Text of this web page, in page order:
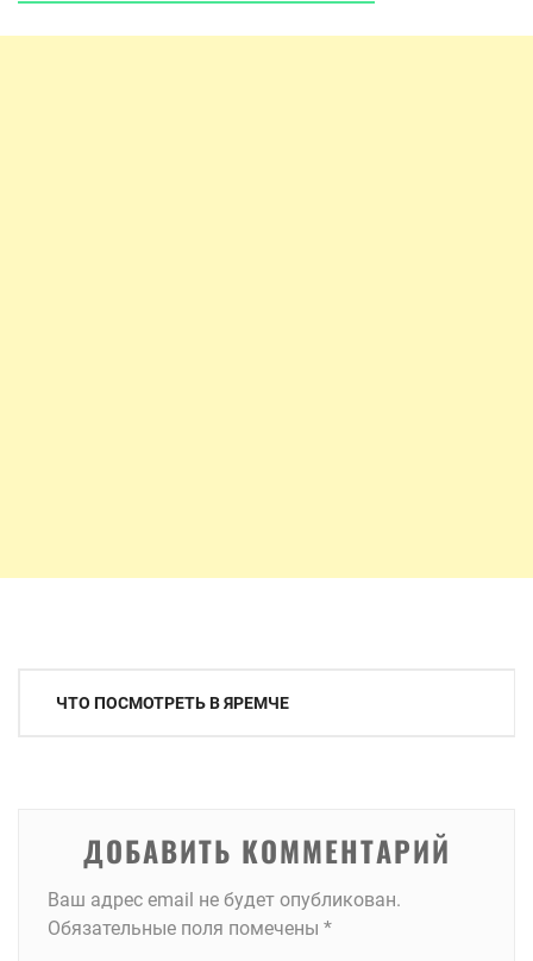
Навигация
ЧТО ПОСМОТРЕТЬ В ЯРЕМЧЕ
ДОБАВИТЬ КОММЕНТАРИЙ
Ваш адрес email не будет опубликован.
Обязательные поля помечены *